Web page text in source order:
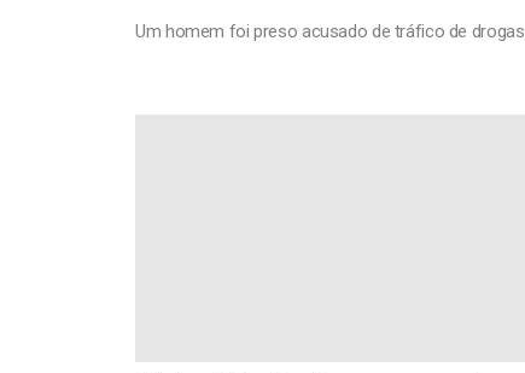
Um homem foi preso acusado de tráfico de drogas